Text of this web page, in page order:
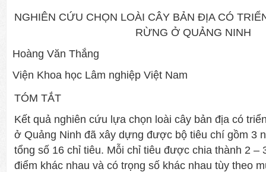
NGHIÊN CỨU CHỌN LOÀI CÂY BẢN ĐỊA CÓ
RỪNG Ở QUẢNG NINH
Hoàng Văn Thắng
Viện Khoa học Lâm nghiệp Việt Nam
TÓM TẮT
Kết quả nghiên cứu lựa chọn loài cây bản địa có
ở Quảng Ninh đã xây dựng được bộ tiêu chí gồm 3
tổng số 16 chỉ tiêu. Mỗi chỉ tiêu được chia thành 2 –
điểm khác nhau và có trọng số khác nhau tùy theo